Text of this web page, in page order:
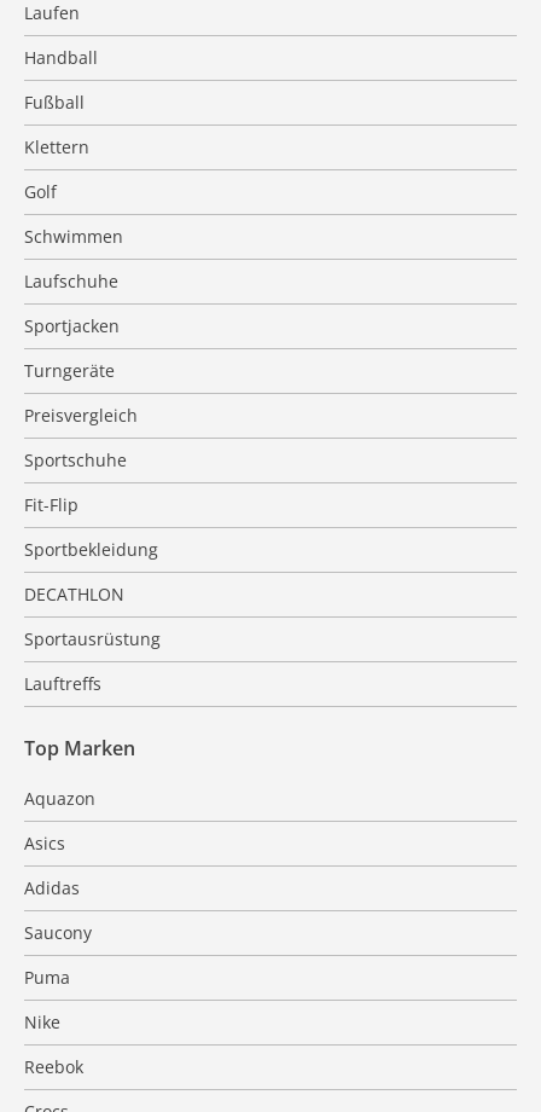
Laufen
Handball
Fußball
Klettern
Golf
Schwimmen
Laufschuhe
Sportjacken
Turngeräte
Preisvergleich
Sportschuhe
Fit-Flip
Sportbekleidung
DECATHLON
Sportausrüstung
Lauftreffs
Top Marken
Aquazon
Asics
Adidas
Saucony
Puma
Nike
Reebok